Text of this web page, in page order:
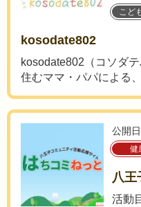
こど
kosodate802
kosodate802（コソダ
住むママ・パパによる
公開
健
八王
活動